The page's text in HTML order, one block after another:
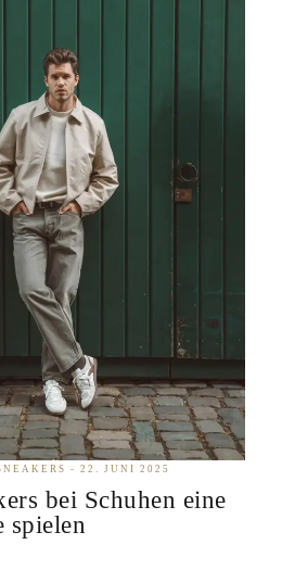
22. JUNI 2025
bei Schuhen eine
spielen